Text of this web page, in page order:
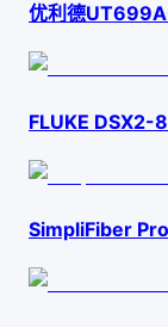
优利德
FLUKE DSX2-
SimpliFiber